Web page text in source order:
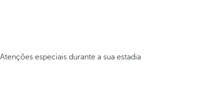
Atenções especiais durante a sua estadia